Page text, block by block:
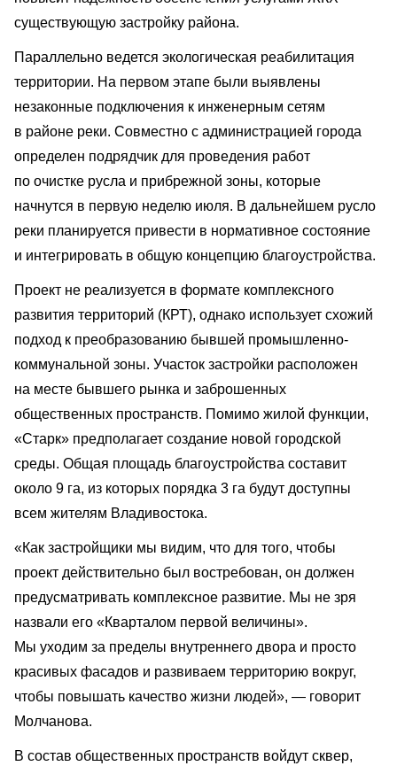
существующую застройку района.
Параллельно ведется экологическая реабилитация
территории. На первом этапе были выявлены
незаконные подключения к инженерным сетям
в районе реки. Совместно с администрацией города
определен подрядчик для проведения работ
по очистке русла и прибрежной зоны, которые
начнутся в первую неделю июля. В дальнейшем русло
реки планируется привести в нормативное состояние
и интегрировать в общую концепцию благоустройства.
Проект не реализуется в формате комплексного
развития территорий (КРТ), однако использует схожий
подход к преобразованию бывшей промышленно-
коммунальной зоны. Участок застройки расположен
на месте бывшего рынка и заброшенных
общественных пространств. Помимо жилой функции,
«Старк» предполагает создание новой городской
среды. Общая площадь благоустройства составит
около 9 га, из которых порядка 3 га будут доступны
всем жителям Владивостока.
«Как застройщики мы видим, что для того, чтобы
проект действительно был востребован, он должен
предусматривать комплексное развитие. Мы не зря
назвали его «Кварталом первой величины».
Мы уходим за пределы внутреннего двора и просто
красивых фасадов и развиваем территорию вокруг,
чтобы повышать качество жизни людей», — говорит
Молчанова.
В состав общественных пространств войдут сквер,